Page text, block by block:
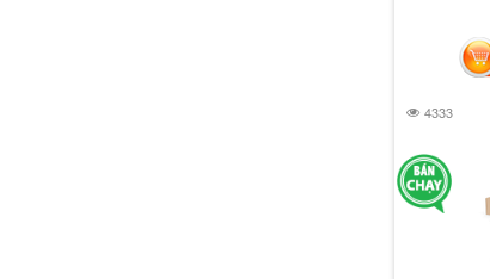
4333